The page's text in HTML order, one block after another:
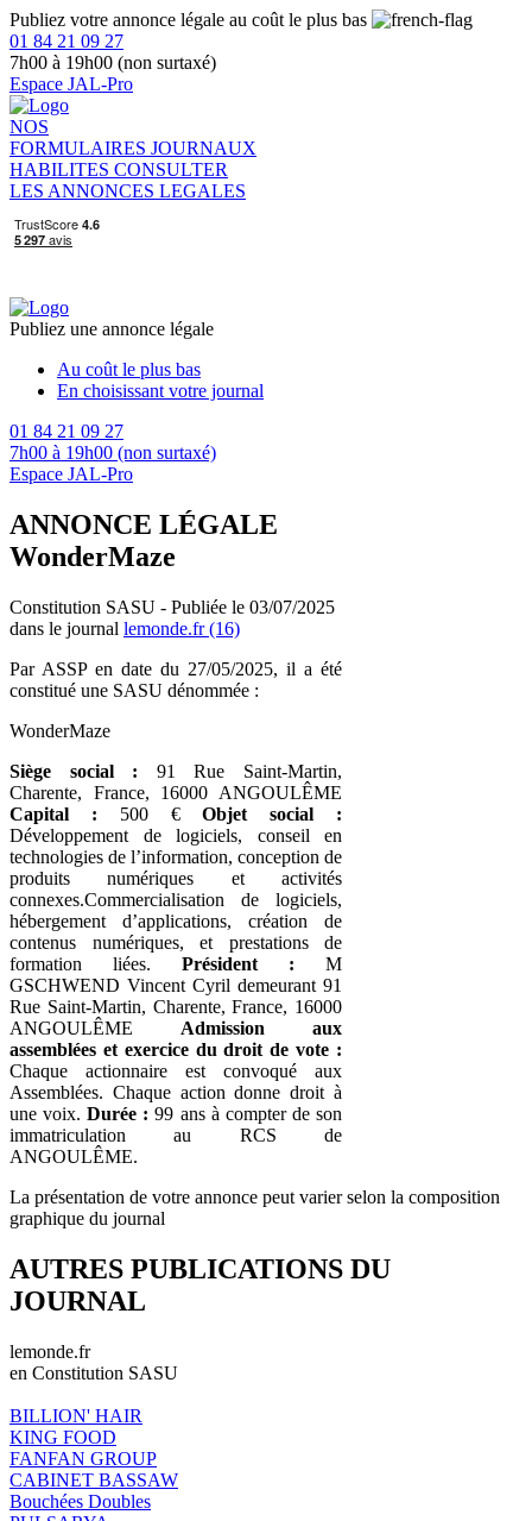
Publiez votre annonce légale au coût le plus bas
01 84 21 09 27
7h00 à 19h00 (non surtaxé)
Espace JAL-Pro
NOS
FORMULAIRES JOURNAUX
HABILITES CONSULTER
LES ANNONCES LEGALES
Publiez une annonce légale
Au coût le plus bas
En choisissant votre journal
01 84 21 09 27
7h00 à 19h00 (non surtaxé)
Espace JAL-Pro
ANNONCE LÉGALE
WonderMaze
Constitution SASU - Publiée le 03/07/2025
dans le journal lemonde.fr (16)
Par ASSP en date du 27/05/2025, il a été
constitué une SASU dénommée :
WonderMaze
Siège social : 91 Rue Saint-Martin,
Charente, France, 16000 ANGOULÊME
Capital : 500 €Objet social :
Développement de logiciels, conseil en
technologies de l’information, conception de
produits numériques et activités
connexes.Commercialisation de logiciels,
hébergement d’applications, création de
contenus numériques, et prestations de
formation liées. Président : M
GSCHWEND Vincent Cyril demeurant 91
Rue Saint-Martin, Charente, France, 16000
ANGOULÊME Admission aux
assemblées et exercice du droit de vote :
Chaque actionnaire est convoqué aux
Assemblées. Chaque action donne droit à
une voix.Durée : 99 ans à compter de son
immatriculation au RCS de
ANGOULÊME.
La présentation de votre annonce peut varier selon la composition
graphique du journal
AUTRES PUBLICATIONS DU
JOURNAL
lemonde.fr
en Constitution SASU
BILLION' HAIR
KING FOOD
FANFAN GROUP
CABINET BASSAW
Bouchées Doubles